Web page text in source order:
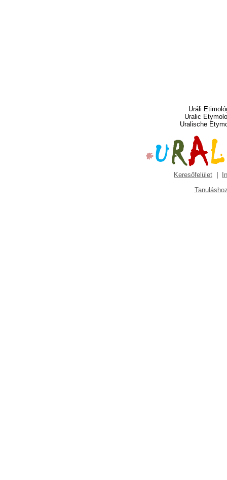
Uráli
Uralic
Uralische
Keresőfelület